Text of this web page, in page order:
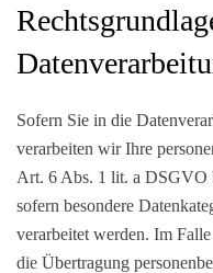
Sofern Sie in die
verarbeiten wir Ihre
Art. 6 Abs. 1 lit. a
sofern besondere
verarbeitet werden. Im
die Übertragung